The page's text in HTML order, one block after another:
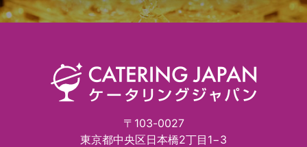
〒103-0027
東京都中央区日本橋2丁目1−3